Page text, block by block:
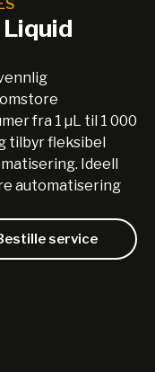
fra 1 µL til 1 000
tilbyr fleksibel
Ideell
automatisering
service